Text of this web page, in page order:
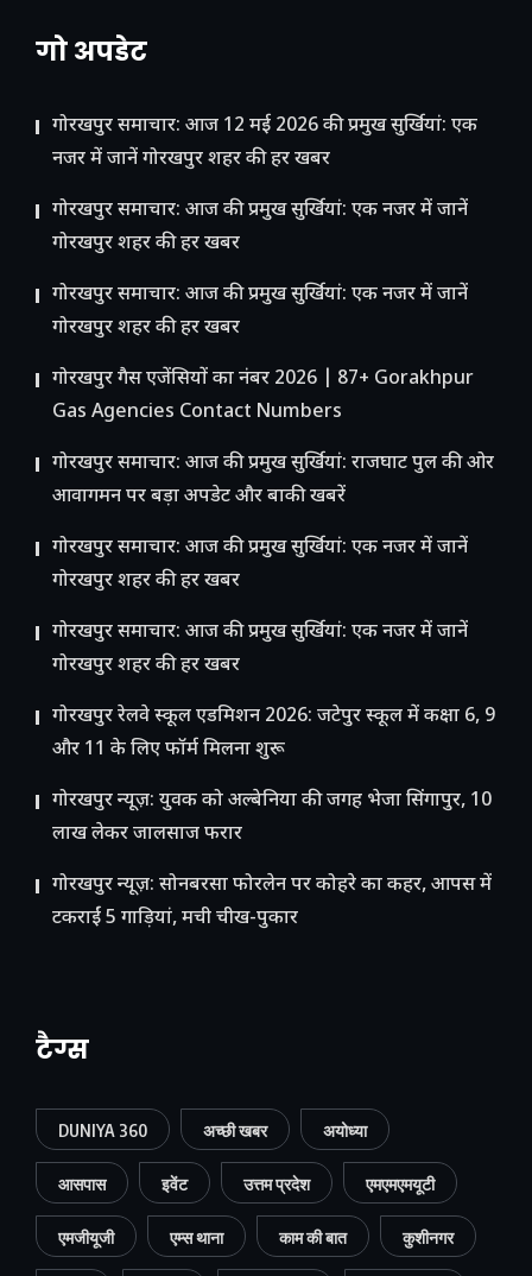
गो अपडेट
गोरखपुर समाचार: आज 12 मई 2026 की प्रमुख सुर्खियां: एक
नजर में जानें गोरखपुर शहर की हर खबर
गोरखपुर समाचार: आज की प्रमुख सुर्खियां: एक नजर में जानें
गोरखपुर शहर की हर खबर
गोरखपुर समाचार: आज की प्रमुख सुर्खियां: एक नजर में जानें
गोरखपुर शहर की हर खबर
गोरखपुर गैस एजेंसियों का नंबर 2026 | 87+ Gorakhpur
Gas Agencies Contact Numbers
गोरखपुर समाचार: आज की प्रमुख सुर्खियां: राजघाट पुल की ओर
आवागमन पर बड़ा अपडेट और बाकी खबरें
गोरखपुर समाचार: आज की प्रमुख सुर्खियां: एक नजर में जानें
गोरखपुर शहर की हर खबर
गोरखपुर समाचार: आज की प्रमुख सुर्खियां: एक नजर में जानें
गोरखपुर शहर की हर खबर
गोरखपुर रेलवे स्कूल एडमिशन 2026: जटेपुर स्कूल में कक्षा 6, 9
और 11 के लिए फॉर्म मिलना शुरू
गोरखपुर न्यूज़: युवक को अल्बेनिया की जगह भेजा सिंगापुर, 10
लाख लेकर जालसाज फरार
गोरखपुर न्यूज़: सोनबरसा फोरलेन पर कोहरे का कहर, आपस में
टकराईं 5 गाड़ियां, मची चीख-पुकार
टैग्स
DUNIYA 360 अच्छी खबर अयोध्या
आसपास इवेंट उत्तम प्रदेश एमएमएमयूटी
एमजीयूजी एम्स थाना काम की बात कुशीनगर